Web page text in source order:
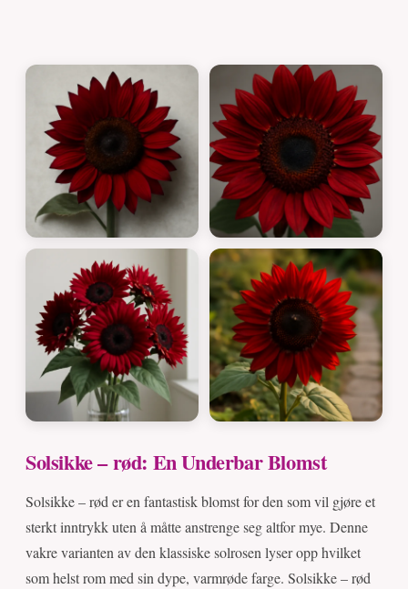
Solsikke – rød: En Underbar Blomst
Solsikke – rød er en fantastisk blomst for den som vil gjøre et
sterkt inntrykk uten å måtte anstrenge seg altfor mye. Denne
vakre varianten av den klassiske solrosen lyser opp hvilket
som helst rom med sin dype, varmrøde farge. Solsikke – rød